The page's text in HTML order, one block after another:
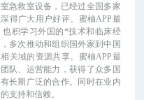
急救室设备，已经过全国多家
得广大用户好评。蜜柚APP最
积学习外国的*技术和临床经
多次推动和组织国外家到中国
关域的资源共享。蜜柚APP最
队、运营能力，获得了众多国
长期广泛的合作。同时在业内
支持和信赖。